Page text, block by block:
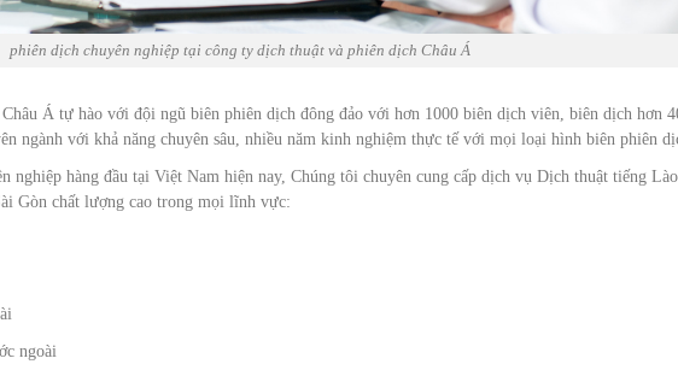
phiên dịch chuyên nghiệp tại công ty dịch thuật và phiên dịch Châu Á
Á tự hào với đội ngũ biên phiên dịch đông đảo với hơn 1000 biên dịch viên, biên dịch hơn
ngành với khả năng chuyên sâu, nhiều năm kinh nghiệm thực tế với mọi loại hình biên phiên
nghiệp hàng đầu tại Việt Nam hiện nay, Chúng tôi chuyên cung cấp dịch vụ Dịch thuật tiếng Lào
Gòn chất lượng cao trong mọi lĩnh vực:
ngoài